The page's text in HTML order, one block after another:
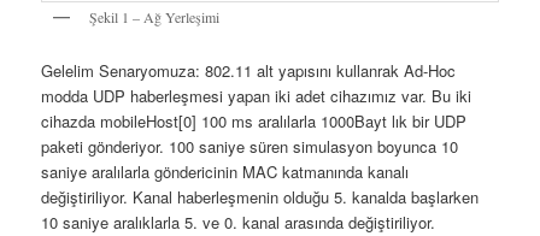
Şekil 1 – Ağ Yerleşimi
Gelelim Senaryomuza: 802.11 alt yapısını kullanrak Ad-Hoc
modda UDP haberleşmesi yapan iki adet cihazımız var. Bu iki
cihazda mobileHost[0] 100 ms aralılarla 1000Bayt lık bir UDP
paketi gönderiyor. 100 saniye süren simulasyon boyunca 10
saniye aralılarla göndericinin MAC katmanında kanalı
değiştiriliyor. Kanal haberleşmenin olduğu 5. kanalda başlarken
10 saniye aralıklarla 5. ve 0. kanal arasında değiştiriliyor.